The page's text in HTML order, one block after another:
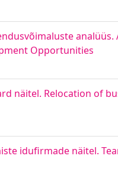
analüüs.
Opportunities
näitel. Relocation of
idufirmade näitel.